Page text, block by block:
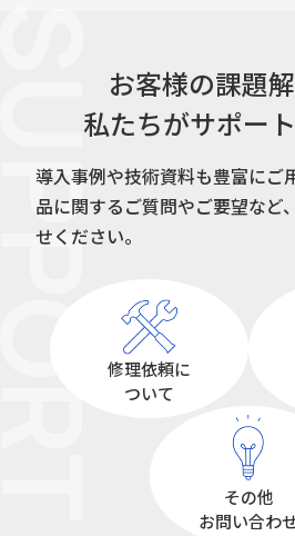
お客様の課題解
私たちがサポート
導入事例や技術資料も豊富にご
品に関するご質問やご要望など
せください。
修理依頼に
ついて
その他
お問い合わ